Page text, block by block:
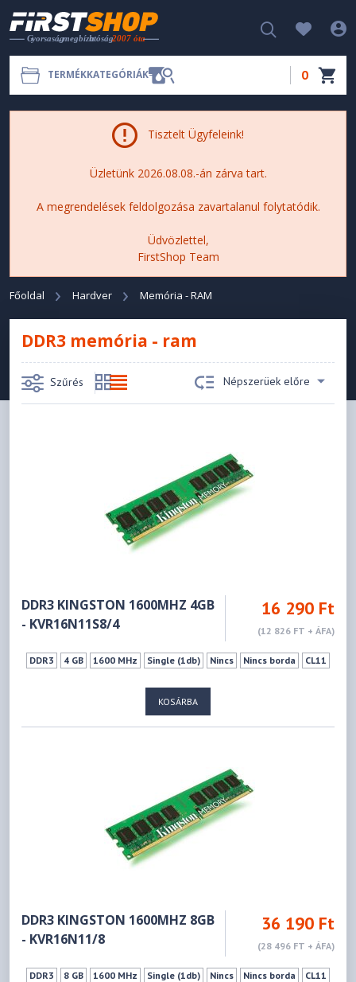
TERMÉKKATEGÓRIÁK 0
Tisztelt Ügyfeleink!
Üzletünk 2026.08.08.-án zárva tart.
A megrendelések feldolgozása zavartalanul folytatódik.
Üdvözlettel,
FirstShop Team
Főoldal Hardver Memória - RAM
DDR3 memória - ram
Szűrés Népszerüek előre
DDR3 KINGSTON 1600MHZ 4GB
- KVR16N11S8/4
16 290 Ft
(12 826 FT + ÁFA)
DDR3 4 GB 1600 MHz Single (1db) Nincs Nincs borda CL11
KOSÁRBA
DDR3 KINGSTON 1600MHZ 8GB
- KVR16N11/8
36 190 Ft
(28 496 FT + ÁFA)
DDR3 8 GB 1600 MHz Single (1db) Nincs Nincs borda CL11